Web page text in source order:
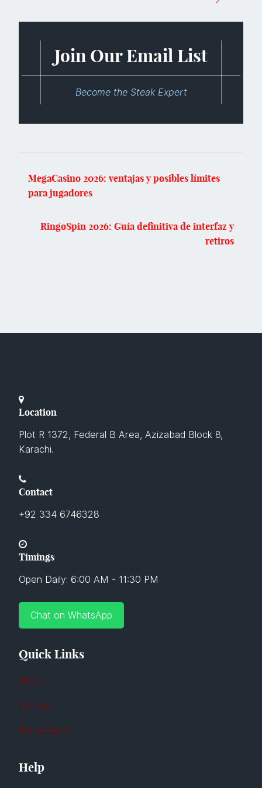
Join Our Email List
Become the Steak Expert
MegaCasino 2026: ventajas y posibles límites
para jugadores
RingoSpin 2026: Guía definitiva de interfaz y
retiros
Location
Plot R 1372, Federal B Area, Azizabad Block 8,
Karachi.
Contact
+92 334 6746328
Timings
Open Daily: 6:00 AM - 11:30 PM
Chat on WhatsApp
Quick Links
About
Contact
My account
Help